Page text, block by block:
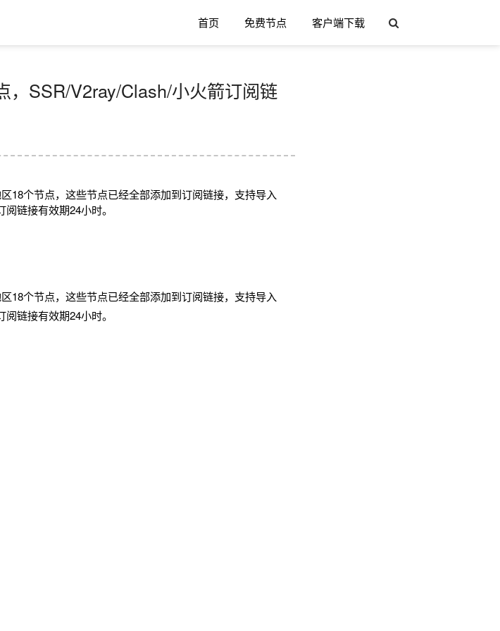
首页 免费节点 客户端下载
，SSR/V2ray/Clash/小火箭订阅链
18个节点，这些节点已经全部添加到订阅链接，支持导入
链接有效期24小时。
18个节点，这些节点已经全部添加到订阅链接，支持导入
链接有效期24小时。